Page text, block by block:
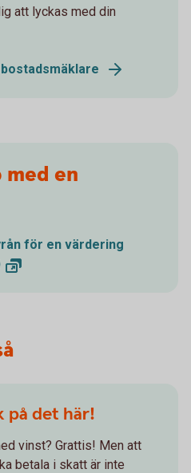
att lyckas med din
med en
för en värdering
på det här!
vinst? Grattis! Men att
betala i skatt är inte